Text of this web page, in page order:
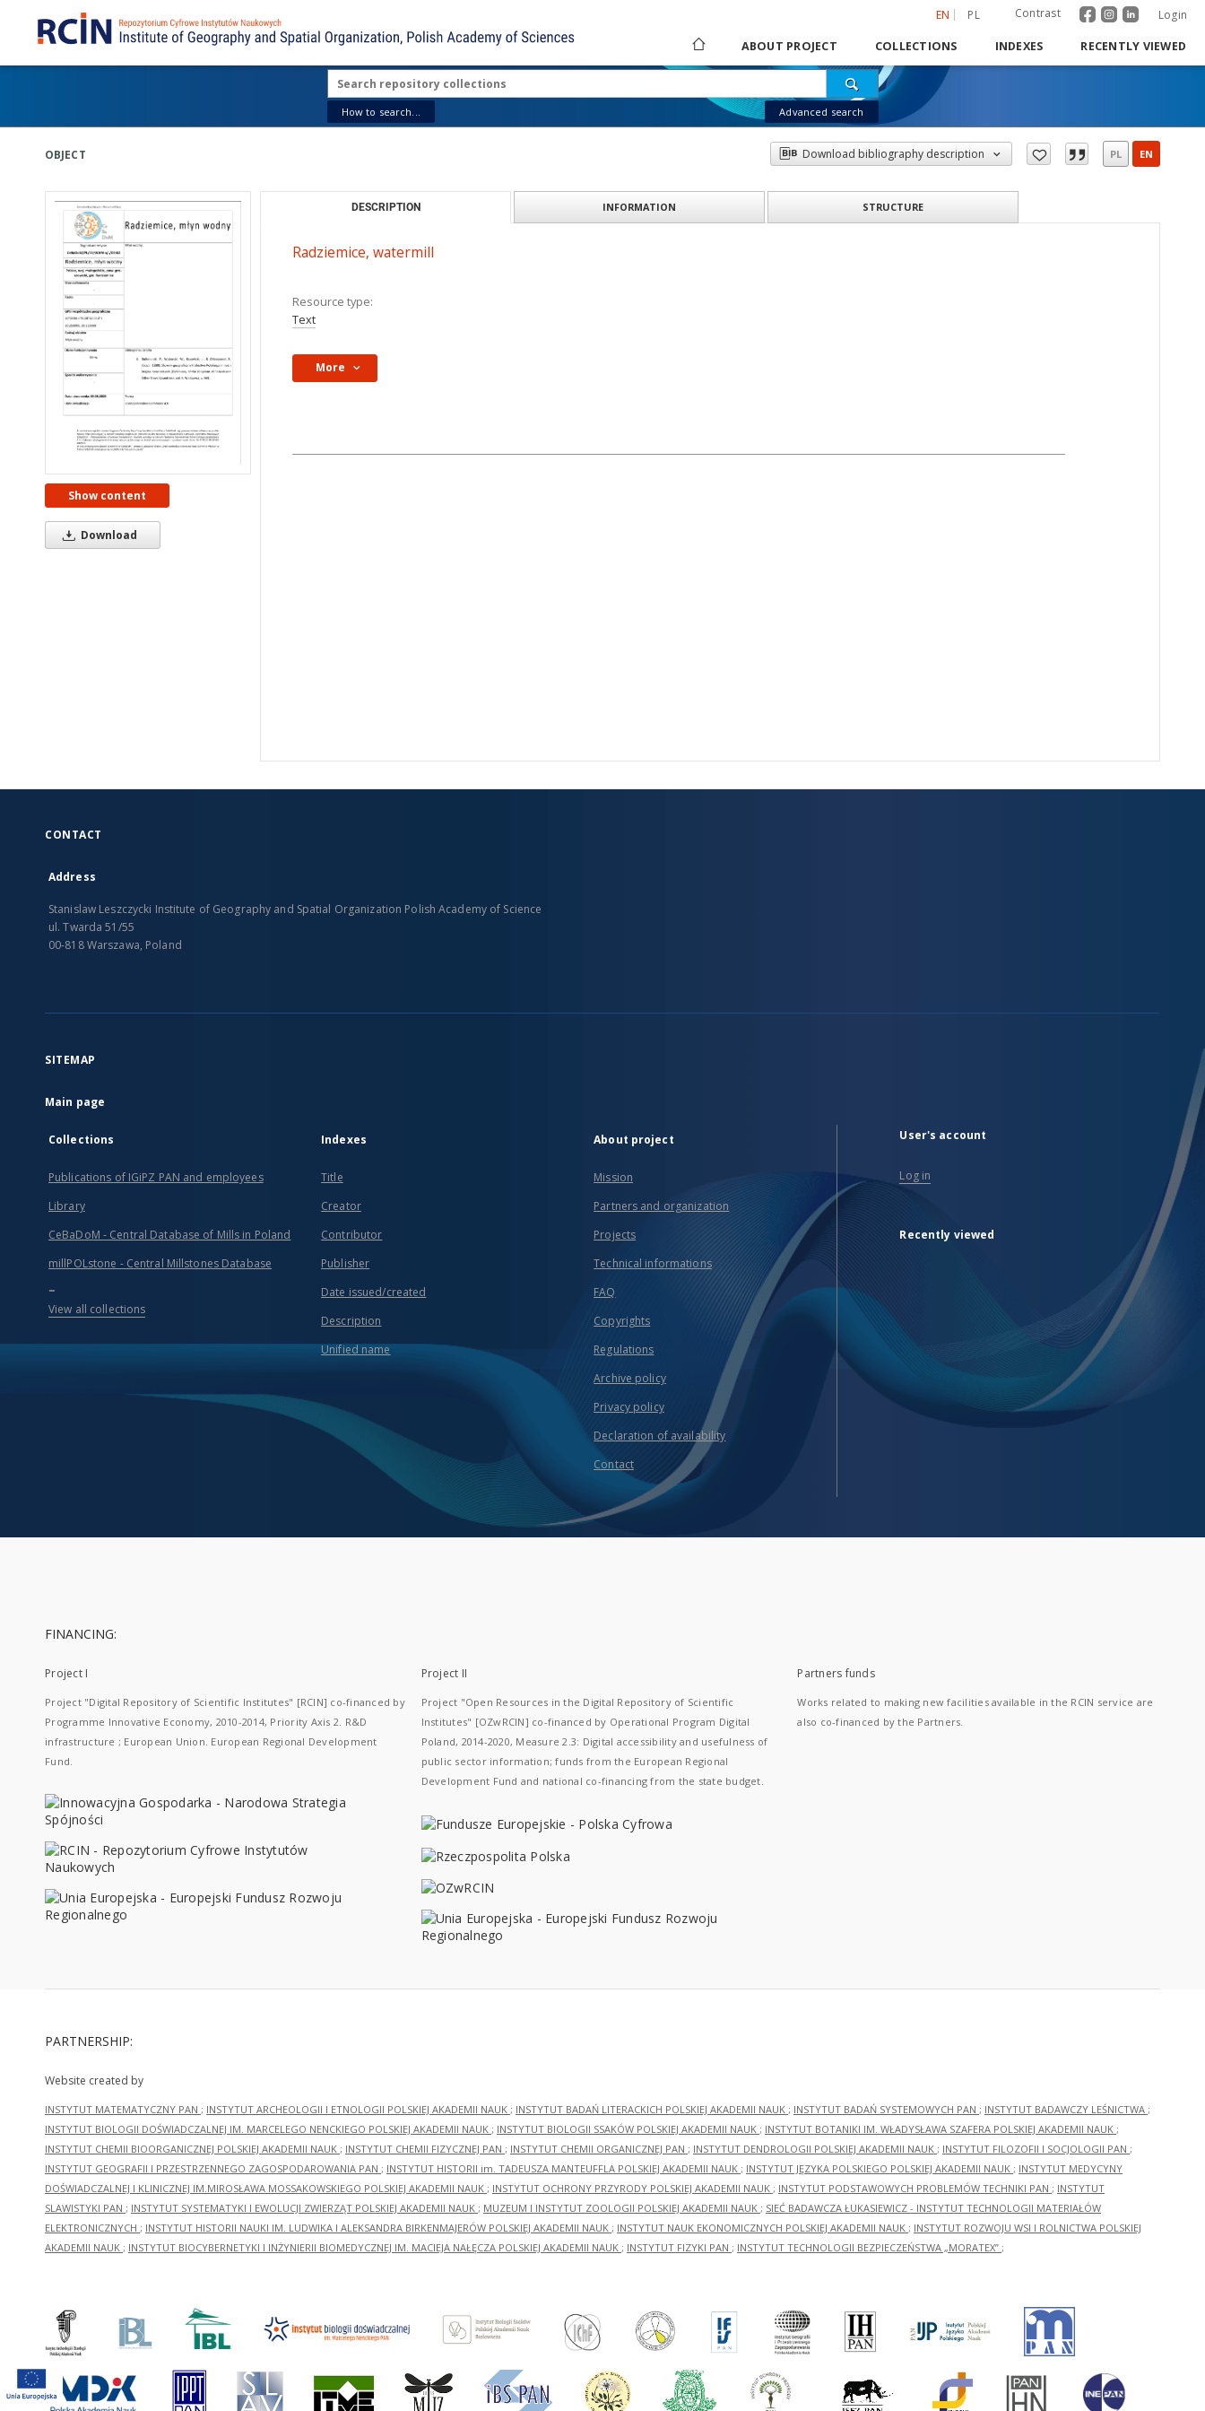
EN PL Contrast Login
ABOUT PROJECT COLLECTIONS INDEXES RECENTLY VIEWED
How to search... Advanced search
OBJECT Download bibliography description PL EN
Show content
Download
DESCRIPTION INFORMATION STRUCTURE
Radziemice, watermill
Resource type:
Text
More
CONTACT
Address
Stanislaw Leszczycki Institute of Geography and Spatial Organization Polish Academy of Science
ul. Twarda 51/55
00-818 Warszawa, Poland
SITEMAP
Main page
Collections
Publications of IGiPZ PAN and employees
Library
CeBaDoM - Central Database of Mills in Poland
millPOLstone - Central Millstones Database
...
View all collections
Indexes
Title
Creator
Contributor
Publisher
Date issued/created
Description
Unified name
About project
Mission
Partners and organization
Projects
Technical informations
FAQ
Copyrights
Regulations
Archive policy
Privacy policy
Declaration of availability
Contact
User's account
Log in
Recently viewed
FINANCING:
Project I
Project "Digital Repository of Scientific Institutes" [RCIN] co-financed by
Programme Innovative Economy, 2010-2014, Priority Axis 2. R&D
infrastructure ; European Union. European Regional Development
Fund.
Project II
Project "Open Resources in the Digital Repository of Scientific
Institutes" [OZwRCIN] co-financed by Operational Program Digital
Poland, 2014-2020, Measure 2.3: Digital accessibility and usefulness of
public sector information; funds from the European Regional
Development Fund and national co-financing from the state budget.
Partners funds
Works related to making new facilities available in the RCIN service are
also co-financed by the Partners.
PARTNERSHIP:
Website created by
INSTYTUT MATEMATYCZNY PAN ; INSTYTUT ARCHEOLOGII I ETNOLOGII POLSKIEJ AKADEMII NAUK ; INSTYTUT BADAŃ LITERACKICH POLSKIEJ AKADEMII NAUK ; INSTYTUT BADAŃ SYSTEMOWYCH PAN ; INSTYTUT BADAWCZY LEŚNICTWA ;
INSTYTUT BIOLOGII DOŚWIADCZALNEJ IM. MARCELEGO NENCKIEGO POLSKIEJ AKADEMII NAUK ; INSTYTUT BIOLOGII SSAKÓW POLSKIEJ AKADEMII NAUK ; INSTYTUT BOTANIKI IM. WŁADYSŁAWA SZAFERA POLSKIEJ AKADEMII NAUK ;
INSTYTUT CHEMII BIOORGANICZNEJ POLSKIEJ AKADEMII NAUK ; INSTYTUT CHEMII FIZYCZNEJ PAN ; INSTYTUT CHEMII ORGANICZNEJ PAN ; INSTYTUT DENDROLOGII POLSKIEJ AKADEMII NAUK ; INSTYTUT FILOZOFII I SOCJOLOGII PAN ;
INSTYTUT GEOGRAFII I PRZESTRZENNEGO ZAGOSPODAROWANIA PAN ; INSTYTUT HISTORII im. TADEUSZA MANTEUFFLA POLSKIEJ AKADEMII NAUK ; INSTYTUT JĘZYKA POLSKIEGO POLSKIEJ AKADEMII NAUK ; INSTYTUT MEDYCYNY
DOŚWIADCZALNEJ I KLINICZNEJ IM.MIROSŁAWA MOSSAKOWSKIEGO POLSKIEJ AKADEMII NAUK ; INSTYTUT OCHRONY PRZYRODY POLSKIEJ AKADEMII NAUK ; INSTYTUT PODSTAWOWYCH PROBLEMÓW TECHNIKI PAN ; INSTYTUT
SLAWISTYKI PAN ; INSTYTUT SYSTEMATYKI I EWOLUCJI ZWIERZĄT POLSKIEJ AKADEMII NAUK ; MUZEUM I INSTYTUT ZOOLOGII POLSKIEJ AKADEMII NAUK ; SIEĆ BADAWCZA ŁUKASIEWICZ - INSTYTUT TECHNOLOGII MATERIAŁÓW
ELEKTRONICZNYCH ; INSTYTUT HISTORII NAUKI IM. LUDWIKA I ALEKSANDRA BIRKENMAJERÓW POLSKIEJ AKADEMII NAUK ; INSTYTUT NAUK EKONOMICZNYCH POLSKIEJ AKADEMII NAUK ; INSTYTUT ROZWOJU WSI I ROLNICTWA POLSKIEJ
AKADEMII NAUK ; INSTYTUT BIOCYBERNETYKI I INŻYNIERII BIOMEDYCZNEJ IM. MACIEJA NAŁĘCZA POLSKIEJ AKADEMII NAUK ; INSTYTUT FIZYKI PAN ; INSTYTUT TECHNOLOGII BEZPIECZEŃSTWA „MORATEX” ;